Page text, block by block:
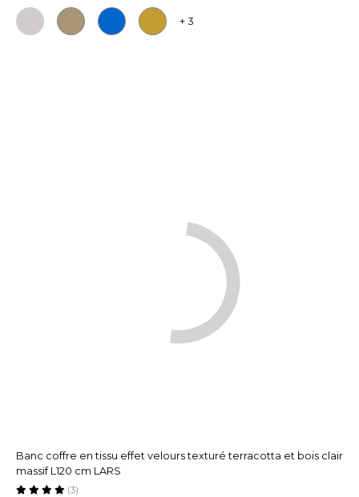
+ 3
Banc coffre en tissu effet velours texturé terracotta et bois clair
massif L120 cm LARS
(3)